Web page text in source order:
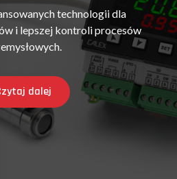
technologii dla
i lepszej kontroli procesów
dalej